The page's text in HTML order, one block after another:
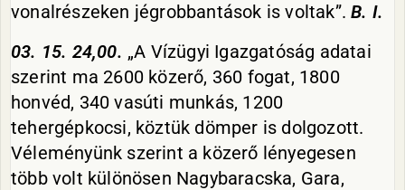
vonalrészeken jégrobbantások is voltak”.B. I.
03. 15. 24,00. „A Vízügyi Igazgatóság adatai
szerint ma 2600 közerő, 360 fogat, 1800
honvéd, 340 vasúti munkás, 1200
tehergépkocsi, köztük dömper is dolgozott.
Véleményünk szerint a közerő lényegesen
több volt különösen Nagybaracska, Gara,